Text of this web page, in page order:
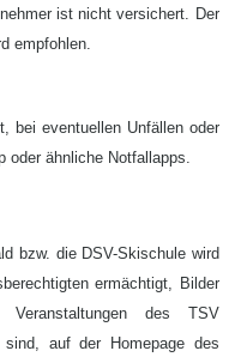
ist nicht versichert. Der
empfohlen.
bei eventuellen Unfällen oder
oder ähnliche Notfallapps.
bzw. die DSV-Skischule wird
ermächtigt, Bilder
des TSV
sind, auf der Homepage des